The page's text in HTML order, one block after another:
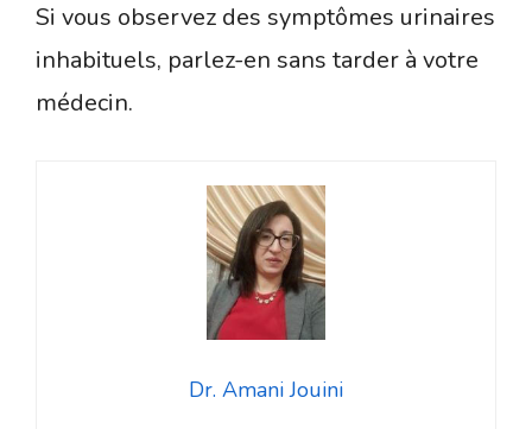
Si vous observez des symptômes urinaires
inhabituels, parlez-en sans tarder à votre
médecin.
Dr. Amani Jouini